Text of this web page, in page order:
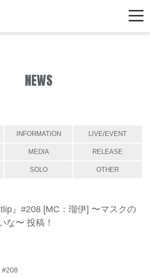
NEWS
INFORMATION LIVE/EVENT
MEDIA RELEASE
SOLO OTHER
』#208 [MC：瑠伊] 〜マスクの
な〜 投稿！
#208